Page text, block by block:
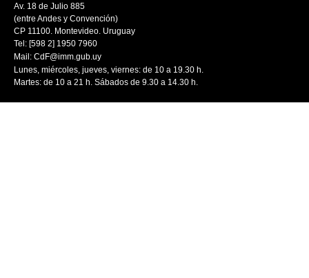
Av. 18 de Julio 885
(entre Andes y Convención)
CP 11100. Montevideo. Uruguay
Tel: [598 2] 1950 7960
Mail: CdF@imm.gub.uy
Lunes, miércoles, jueves, viernes: de 10 a 19.30 h.
Martes: de 10 a 21 h. Sábados de 9.30 a 14.30 h.